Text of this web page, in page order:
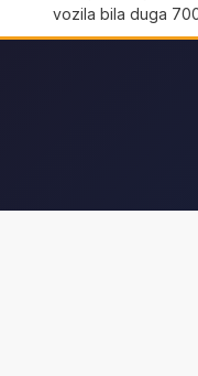
vozila bila duga